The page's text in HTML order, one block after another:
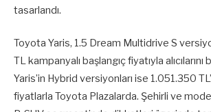
tasarlandı.
Toyota Yaris, 1.5 Dream Multidrive S
TL kampanyalı başlangıç fiyatıyla
Yaris’in Hybrid versiyonları ise 1.051.350
fiyatlarla Toyota Plazalarda. Şehirli ve